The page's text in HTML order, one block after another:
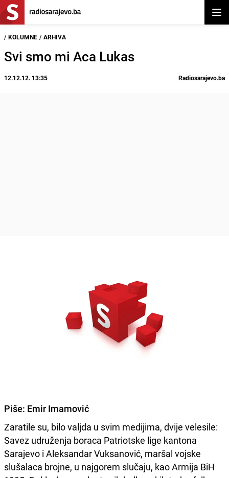
/ KOLUMNE / ARHIVA
Svi smo mi Aca Lukas
12.12.12. 13:35 Radiosarajevo.ba
Piše: Emir Imamović
Zaratile su, bilo valjda u svim medijima, dvije velesile:
Savez udruženja boraca Patriotske lige kantona
Sarajevo i Aleksandar Vuksanović, maršal vojske
slušalaca brojne, u najgorem slučaju, kao Armija BiH